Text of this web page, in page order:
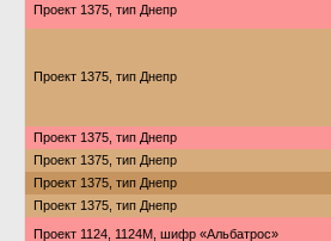
Проект 1375, тип Днепр
Проект 1375, тип Днепр
Проект 1375, тип Днепр
Проект 1375, тип Днепр
Проект 1375, тип Днепр
Проект 1375, тип Днепр
Проект 1124, 1124М, шифр «Альбатрос»